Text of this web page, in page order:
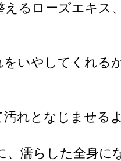
るローズエキス
いやしてくれる
れとなじませる
濡らした全身に